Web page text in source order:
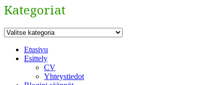
Kategoriat
Kategoriat
Etusivu
Esittely
CV
Yhteystiedot